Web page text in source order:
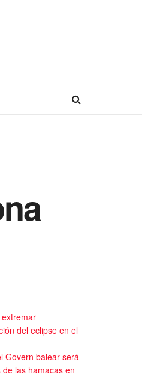
del eclipse en el
Govern balear será
las hamacas en